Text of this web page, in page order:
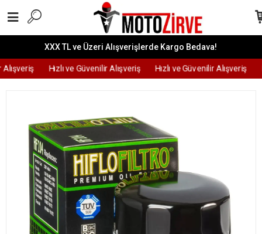
XXX TL ve Üzeri Alışverişlerde Kargo Bedava!
Hızlı ve Güvenilir Alışveriş Hızlı ve Güvenilir Alışveriş